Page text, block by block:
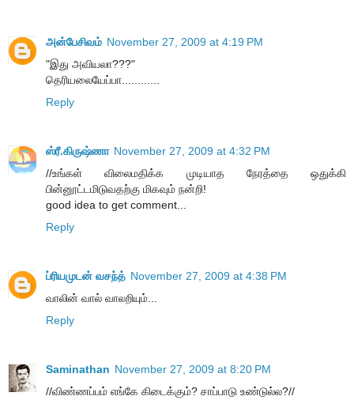
அன்பேசிவம் November 27, 2009 at 4:19 PM
"இது அவியலா???"
தெரியலையேப்பா............
Reply
ஸ்ரீ.கிருஷ்ணா November 27, 2009 at 4:32 PM
//உங்கள் விலைமதிக்க முடியாத நேரத்தை ஒதுக்கி
பின்னூட்டமிடுவதற்கு மிகவும் நன்றி!
good idea to get comment...
Reply
ப்ரியமுடன் வசந்த் November 27, 2009 at 4:38 PM
வாலின் வால் வாலறியும்...
Reply
Saminathan November 27, 2009 at 8:20 PM
//விண்ணப்பம் எங்கே கிடைக்கும்? சாப்பாடு உண்டுல்ல?//